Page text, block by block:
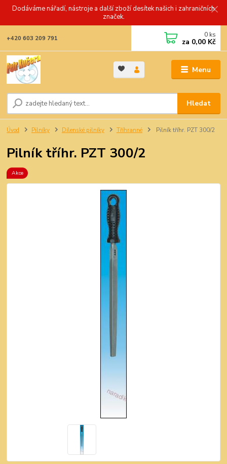
Dodáváme nářadí, nástroje a další zboží desítek našich i zahraničních
značek.
Menu
Hledat
+420 603 209 791 0 ks
za 0,00 Kč
Úvod Pilníky Dílenské pilníky Tříhranné Pilník tříhr. PZT 300/2
Pilník tříhr. PZT 300/2
Akce